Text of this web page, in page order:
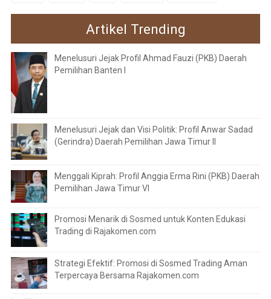
Artikel Trending
Menelusuri Jejak Profil Ahmad Fauzi (PKB) Daerah
Pemilihan Banten I
Menelusuri Jejak dan Visi Politik: Profil Anwar Sadad
(Gerindra) Daerah Pemilihan Jawa Timur II
Menggali Kiprah: Profil Anggia Erma Rini (PKB) Daerah
Pemilihan Jawa Timur VI
Promosi Menarik di Sosmed untuk Konten Edukasi
Trading di Rajakomen.com
Strategi Efektif: Promosi di Sosmed Trading Aman
Terpercaya Bersama Rajakomen.com